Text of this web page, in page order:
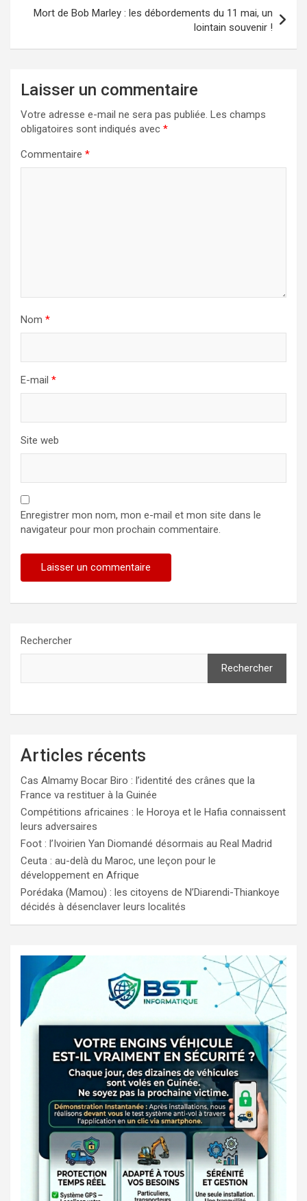
Mort de Bob Marley : les débordements du 11 mai, un
lointain souvenir !
Laisser un commentaire
Votre adresse e-mail ne sera pas publiée. Les champs
obligatoires sont indiqués avec *
Commentaire *
Nom *
E-mail *
Site web
Enregistrer mon nom, mon e-mail et mon site dans le
navigateur pour mon prochain commentaire.
Rechercher
Rechercher
Articles récents
Cas Almamy Bocar Biro : l’identité des crânes que la
France va restituer à la Guinée
Compétitions africaines : le Horoya et le Hafia connaissent
leurs adversaires
Foot : l’Ivoirien Yan Diomandé désormais au Real Madrid
Ceuta : au-delà du Maroc, une leçon pour le
développement en Afrique
Porédaka (Mamou) : les citoyens de N’Diarendi-Thiankoye
décidés à désenclaver leurs localités